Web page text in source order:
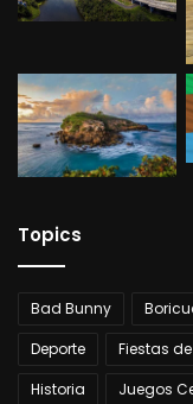
–
Juan Román–
Domingo Silás Ortiz
Topics
Bad Bunny
Deporte
Fiestas
Historia
Juegos